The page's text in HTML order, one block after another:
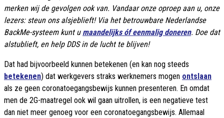
merken wij de gevolgen ook van. Vandaar onze oproep aan u, onze
lezers: steun ons alsjeblieft! Via het betrouwbare Nederlandse
BackMe-systeem kunt u maandelijks óf eenmalig doneren. Doe dat
alstublieft, en help DDS in de lucht te blijven!
Dat had bijvoorbeeld kunnen betekenen (en kan nog steeds
betekenen) dat werkgevers straks werknemers mogen ontslaan
als ze geen coronatoegangsbewijs kunnen presenteren. En omdat
men de 2G-maatregel ook wil gaan uitrollen, is een negatieve test
dan niet meer genoeg voor een coronatoegangsbewijs. Allemaal